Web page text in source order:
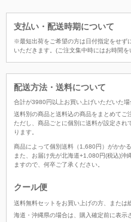
支払い・配送時期について
※最短出荷をご希望の方は日付指定をせず
いただきます。(ご注文集中時にはお時間
配送方法・送料について
合計が3980円以上お買い上げいただいた場
送料別の商品と送料込の商品をまとめてご
ただし、商品ごとに個別に送料が設定され
ります。
商品によって個別送料（1,680円）がかか
また、お届け先が北海道+1,080円(税込)沖
ますので、何卒ご了承ください。
クール便
送料無料セットをお買い上げの方、また
海道・沖縄県の場合は、購入確定前に表示